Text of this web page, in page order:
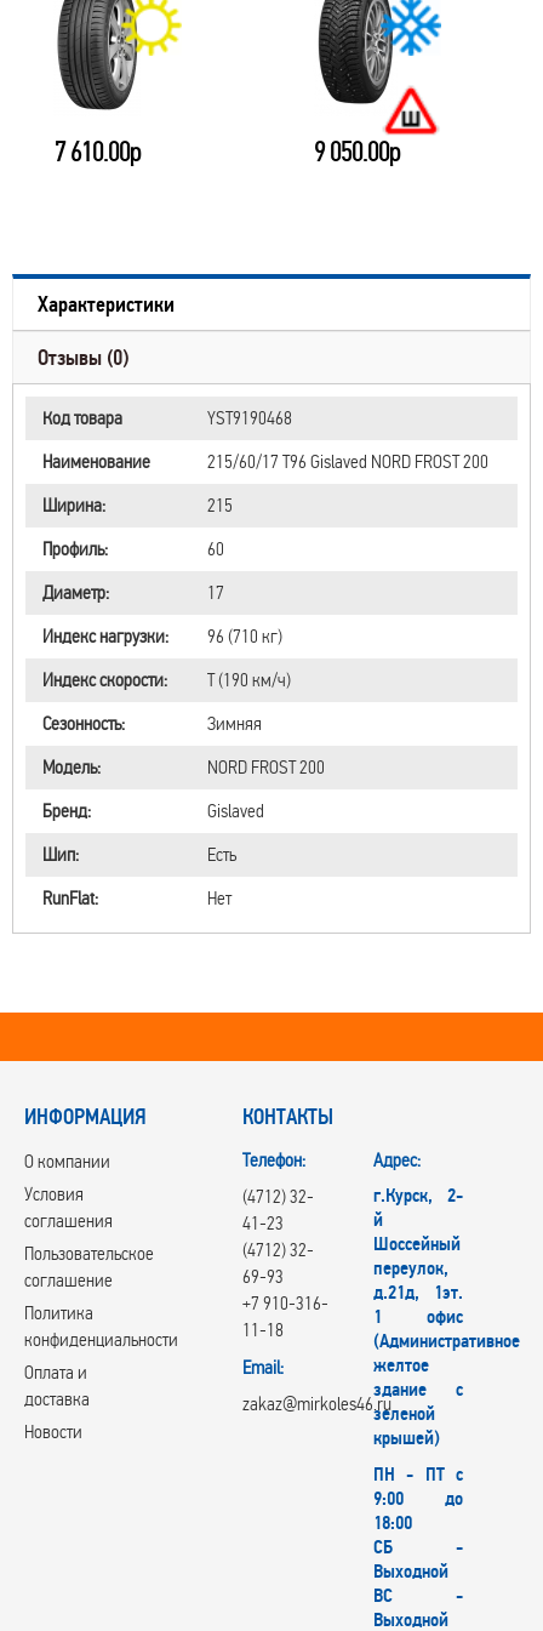
7 610.00р 9 050.00р
Характеристики
Отзывы (0)
Код товара
YST9190468
Наименование
215/60/17 T96 Gislaved NORD FROST 200
Ширина:
215
Профиль:
60
Диаметр:
17
Индекс нагрузки:
96 (710 кг)
Индекс скорости:
T (190 км/ч)
Сезонность:
Зимняя
Модель:
NORD FROST 200
Бренд:
Gislaved
Шип:
Есть
RunFlat:
Нет
ИНФОРМАЦИЯ
О компании
Условия
соглашения
Пользовательское
соглашение
Политика
конфиденциальности
Оплата и
доставка
Новости
КОНТАКТЫ
Телефон:
(4712) 32-
41-23
(4712) 32-
69-93
+7 910-316-
11-18
Email:
zakaz@mirkoles46.ru
Адрес:
г.Курск, 2-
й
Шоссейный
переулок,
д.21д, 1эт.
1 офис
(Административное
желтое
здание с
зеленой
крышей)
ПН - ПТ с
9:00 до
18:00
СБ -
Выходной
ВС -
Выходной